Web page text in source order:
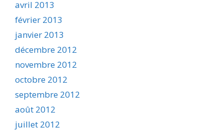
avril 2013
février 2013
janvier 2013
décembre 2012
novembre 2012
octobre 2012
septembre 2012
août 2012
juillet 2012